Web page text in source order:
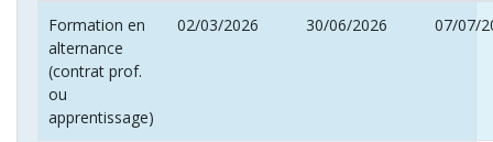
Formation en
alternance
(contrat prof.
ou
apprentissage)
02/03/2026 30/06/2026 07/07/